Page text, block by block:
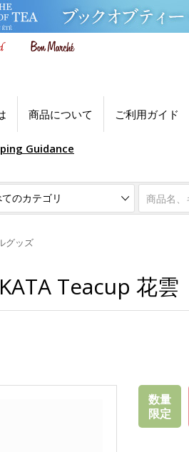
商品について ご利用ガイド
Guidance
グッズ
Teacup 花雲
数量
限定